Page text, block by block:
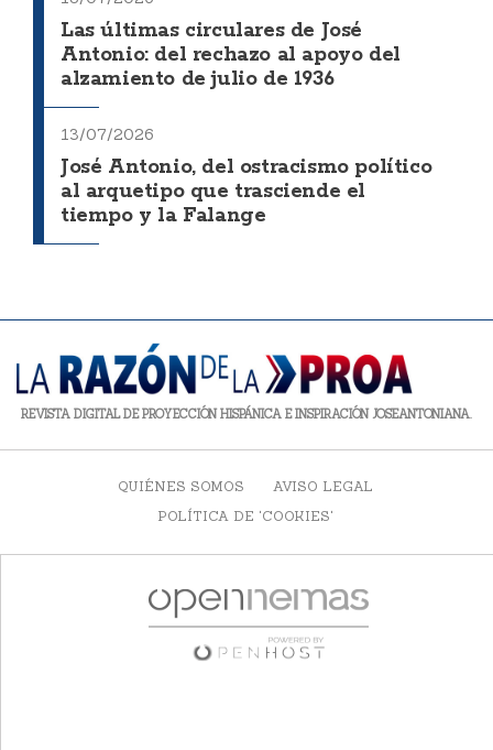
Las últimas circulares de José
Antonio: del rechazo al apoyo del
alzamiento de julio de 1936
13/07/2026
José Antonio, del ostracismo político
al arquetipo que trasciende el
tiempo y la Falange
REVISTA DIGITAL DE PROYECCIÓN HISPÁNICA E INSPIRACIÓN JOSEANTONIANA.
QUIÉNES SOMOS
AVISO LEGAL
POLÍTICA DE 'COOKIES'